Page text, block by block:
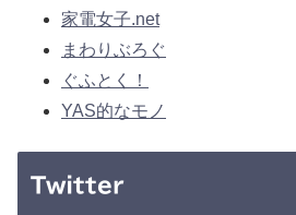
家電女子.net
まわりぶろぐ
ぐふとく！
YAS的なモノ
Twitter